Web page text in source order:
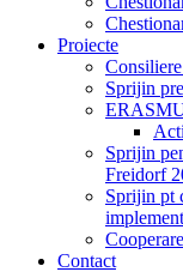
Proiecte
Sprijin
Sprijin
Freidorf
Sprijin pt
Contact